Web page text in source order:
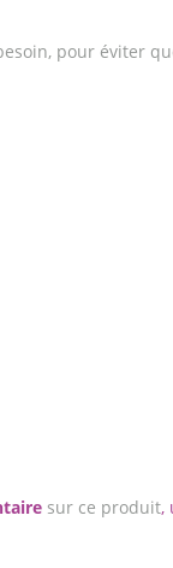
pour éviter
sur ce produit,